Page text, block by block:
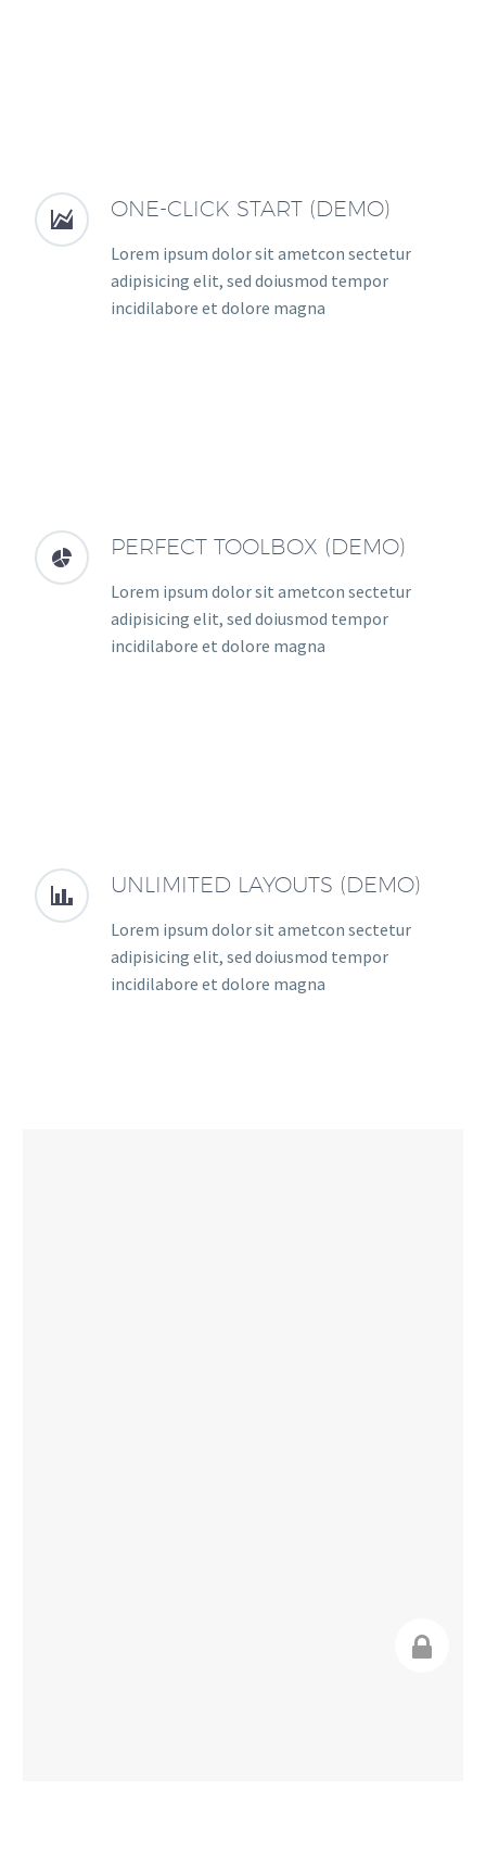

 ONE-CLICK START (DEMO)
Lorem ipsum dolor sit ametcon sectetur
adipisicing elit, sed doiusmod tempor
incidilabore et dolore magna

 PERFECT TOOLBOX (DEMO)
Lorem ipsum dolor sit ametcon sectetur
adipisicing elit, sed doiusmod tempor
incidilabore et dolore magna

 UNLIMITED LAYOUTS (DEMO)
Lorem ipsum dolor sit ametcon sectetur
adipisicing elit, sed doiusmod tempor
incidilabore et dolore magna